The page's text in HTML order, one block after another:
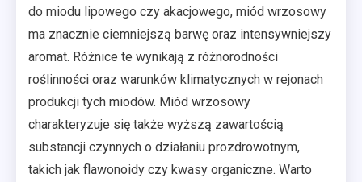
do miodu lipowego czy akacjowego, miód wrzosowy
ma znacznie ciemniejszą barwę oraz intensywniejszy
aromat. Różnice te wynikają z różnorodności
roślinności oraz warunków klimatycznych w rejonach
produkcji tych miodów. Miód wrzosowy
charakteryzuje się także wyższą zawartością
substancji czynnych o działaniu prozdrowotnym,
takich jak flawonoidy czy kwasy organiczne. Warto